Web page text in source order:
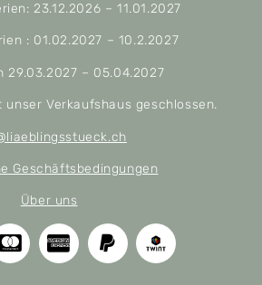
23.12.2026 – 11.01.2027
: 01.02.2027 – 10.2.2027
29.03.2027 – 05.04.2027
Verkaufshaus geschlossen.
Geschäftsbedingungen
Über uns